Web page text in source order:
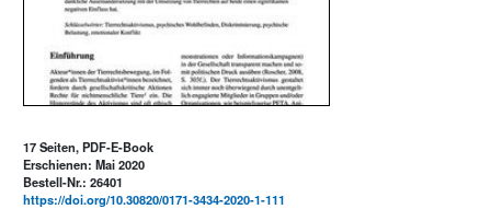
17 Seiten, PDF-E-Book
Erschienen: Mai 2020
Bestell-Nr.: 26401
https://doi.org/10.30820/0171-3434-2020-1-111